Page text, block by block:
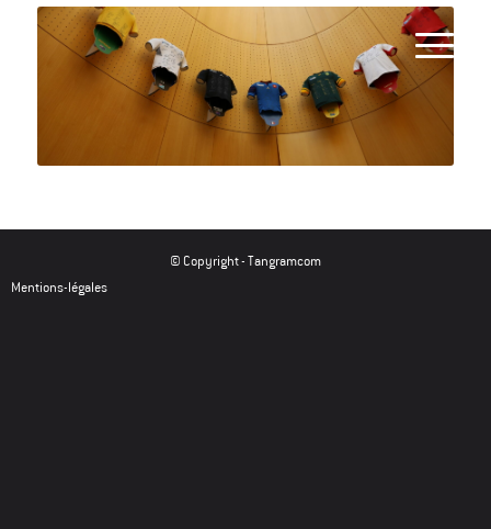
© Copyright -Tangramcom
Mentions-légales